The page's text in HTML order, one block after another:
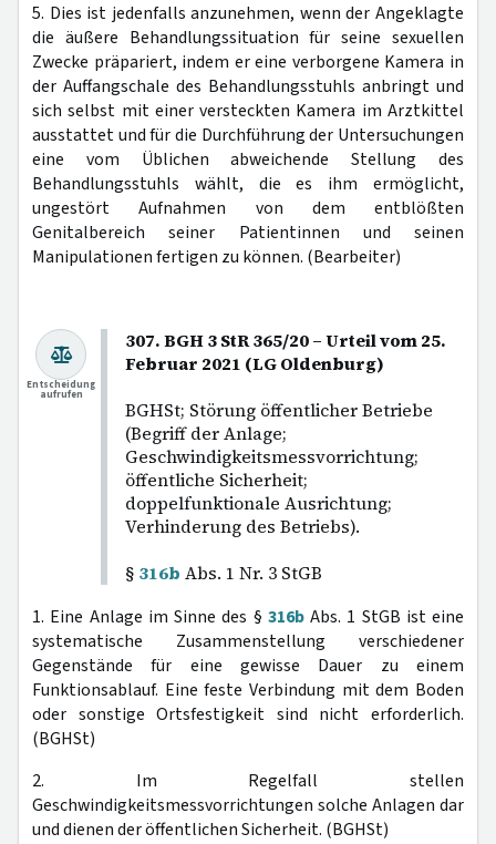
5. Dies ist jedenfalls anzunehmen, wenn der Angeklagte
die äußere Behandlungssituation für seine sexuellen
Zwecke präpariert, indem er eine verborgene Kamera in
der Auffangschale des Behandlungsstuhls anbringt und
sich selbst mit einer versteckten Kamera im Arztkittel
ausstattet und für die Durchführung der Untersuchungen
eine vom Üblichen abweichende Stellung des
Behandlungsstuhls wählt, die es ihm ermöglicht,
ungestört Aufnahmen von dem entblößten
Genitalbereich seiner Patientinnen und seinen
Manipulationen fertigen zu können. (Bearbeiter)
307. BGH 3 StR 365/20 – Urteil vom 25.
Februar 2021 (LG Oldenburg)
BGHSt; Störung öffentlicher Betriebe
(Begriff der Anlage;
Geschwindigkeitsmessvorrichtung;
öffentliche Sicherheit;
doppelfunktionale Ausrichtung;
Verhinderung des Betriebs).
§ 316b Abs. 1 Nr. 3 StGB
Entscheidung
aufrufen
1. Eine Anlage im Sinne des § 316bAbs. 1 StGB ist eine
systematische Zusammenstellung verschiedener
Gegenstände für eine gewisse Dauer zu einem
Funktionsablauf. Eine feste Verbindung mit dem Boden
oder sonstige Ortsfestigkeit sind nicht erforderlich.
(BGHSt)
2. Im Regelfall stellen
Geschwindigkeitsmessvorrichtungen solche Anlagen dar
und dienen der öffentlichen Sicherheit. (BGHSt)